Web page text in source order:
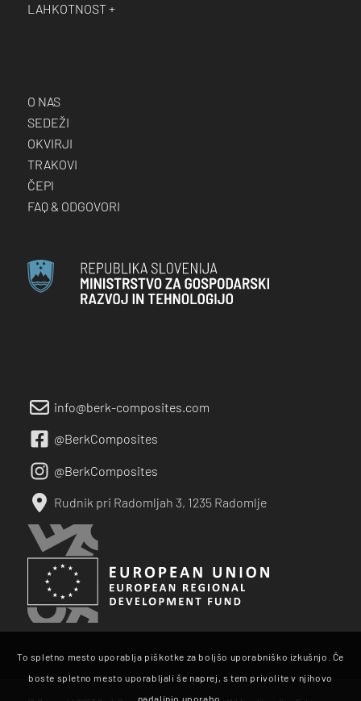
LAHKOTNOST +
O NAS
SEDEŽI
OKVIRJI
TRAKOVI
ČEPI
FAQ & ODGOVORI
info@berk-composites.com
@BerkComposites
@BerkComposites
Rudnik pri Radomljah 3, 1235 Radomlje
To spletno mesto uporablja piškotke za boljšo uporabniško izkušnjo. Če
boste spletno mesto uporabljali še naprej, s tem privolite v njihovo
nadaljnjo uporabo.